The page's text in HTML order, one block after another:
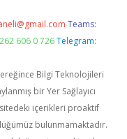
Teams:
606 0 726 Telegram:
Bilgi Teknolojileri
bir Yer Sağlayıcı
içerikleri proaktif
bulunmamaktadır.